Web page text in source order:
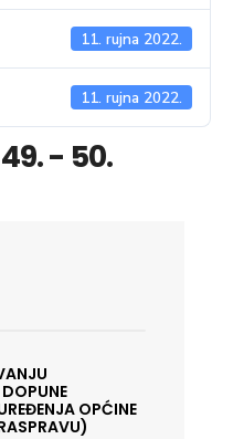
11. rujna 2022.
11. rujna 2022.
- 50.
OPĆINE